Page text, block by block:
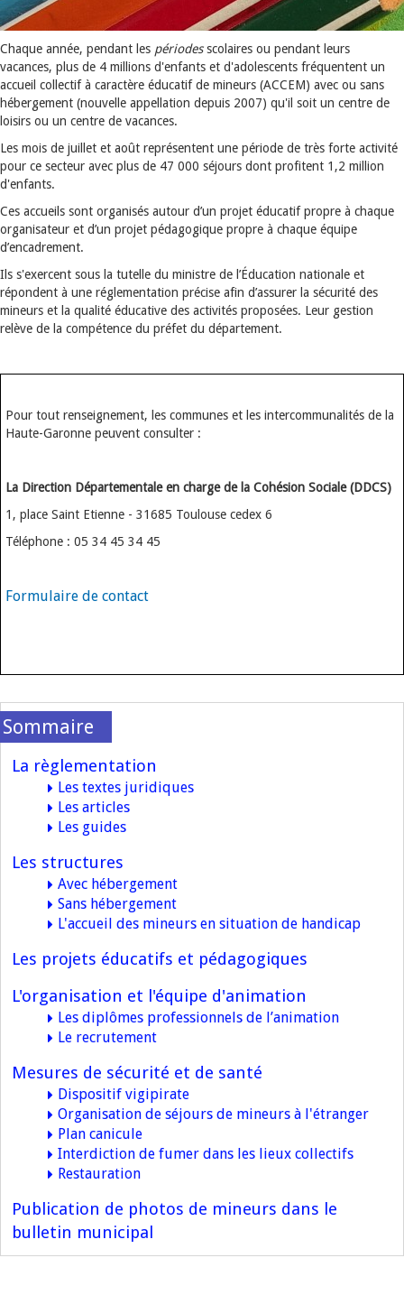
Chaque année, pendant les périodesscolaires ou pendant leurs
vacances, plus de 4 millions d'enfants et d'adolescents fréquentent un
accueil collectif à caractère éducatif de mineurs (ACCEM) avec ou sans
hébergement (nouvelle appellation depuis 2007) qu'il soit un centre de
loisirs ou un centre de vacances.
Les mois de juillet et août représentent une période de très forte activité
pour ce secteur avec plus de 47 000 séjours dont profitent 1,2 million
d'enfants.
Ces accueils sont organisés autour d’un projet éducatif propre à chaque
organisateur et d’un projet pédagogique propre à chaque équipe
d’encadrement.
Ils s'exercent sous la tutelle du ministre de l’Éducation nationale et
répondent à une réglementation précise afin d’assurer la sécurité des
mineurs et la qualité éducative des activités proposées. Leur gestion
relève de la compétence du préfet du département.
Pour tout renseignement, les communes et les intercommunalités de la
Haute-Garonne peuvent consulter :
La Direction Départementale en charge de la Cohésion Sociale (DDCS)
1, place Saint Etienne - 31685 Toulouse cedex 6
Téléphone : 05 34 45 34 45
Formulaire de contact
La règlementation
Les textes juridiques
Les articles
Les guides
Les structures
Avec hébergement
Sans hébergement
L'accueil des mineurs en situation de handicap
Les projets éducatifs et pédagogiques
L'organisation et l'équipe d'animation
Les diplômes professionnels de l’animation
Le recrutement
Mesures de sécurité et de santé
Dispositif vigipirate
Organisation de séjours de mineurs à l'étranger
Plan canicule
Interdiction de fumer dans les lieux collectifs
Restauration
Publication de photos de mineurs dans le
bulletin municipal